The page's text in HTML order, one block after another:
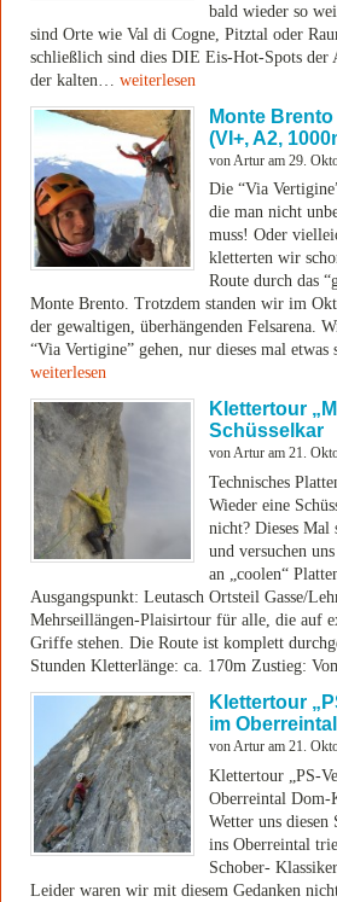
bald wieder so
sind Orte wie Val di Cogne, Pitztal oder
schließlich sind dies DIE Eis-Hot-Spots der
der kalten…weiterlesen
Monte Brento
(VI+, A2,
von Artur am 29.
Die “Via
die man nicht
muss! Oder
kletterten wir
Route durch das
Monte Brento. Trotzdem standen wir im
der gewaltigen, überhängenden Felsarena.
“Via Vertigine” gehen, nur dieses mal
weiterlesen
Klettertour
Schüsselkar
von Artur am 21.
Technisches
Wieder eine
nicht? Dieses
und versuchen
an „coolen“
Ausgangspunkt: Leutasch Ortsteil Gasse/
Mehrseillängen-Plaisirtour für alle, die auf
Griffe stehen. Die Route ist komplett
Stunden Kletterlänge: ca. 170m Zustieg:
Klettertour
im Oberreintal
von Artur am 21.
Klettertour „PS-
Oberreintal Dom-
Wetter uns diesen
ins Oberreintal
Schober-
Leider waren wir mit diesem Gedanken